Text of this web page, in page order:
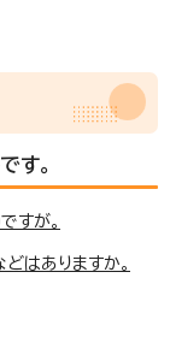
す。
すが。
はありますか。